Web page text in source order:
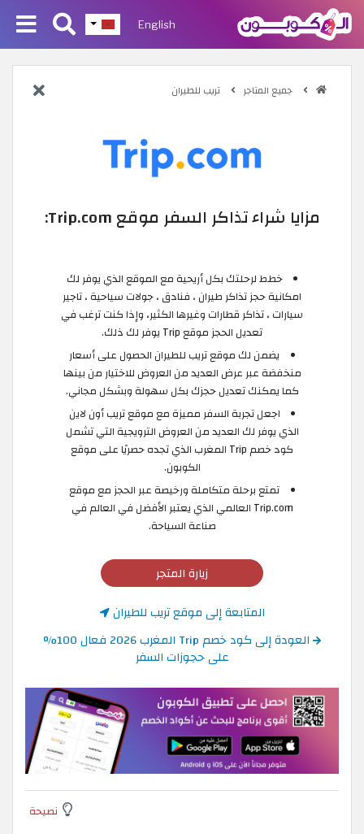
English
جميع المتاجر تريب للطيران
مزايا شراء تذاكر السفر موقع Trip.com:
خطط لرحلتك بكل أريحية مع الموقع الذي يوفر لك
امكانية حجز تذاكر طيران ، فنادق ، جولات سياحية ، تاجير
سيارات ، تذاكر قطارات وغيرها الكثير، وإذا كنت ترغب في
تعديل الحجز موقع Trip يوفر لك ذلك.
يضمن لك موقع تريب للطيران الحصول على أسعار
منخفضة عبر عرض العديد من العروض للاختيار من بينها
كما يمكنك تعديل حجزك بكل سهولة وبشكل مجاني.
اجعل تجربة السفر مميزة مع موقع تريب أون لاين
الذي يوفر لك العديد من العروض الترويجية التي تشمل
كود خصم Trip المغرب الذي تجده حصريًا على موقع
الكوبون.
تمتع برحلة متكاملة ورخيصة عبر الحجز مع موقع
Trip.com العالمي الذي يعتبر الأفضل في العالم في
صناعة السياحة.
زيارة المتجر
المتابعة إلى موقع تريب للطيران
العودة إلى كود خصم Trip المغرب 2026 فعال 100%
على حجوزات السفر
نصيحة